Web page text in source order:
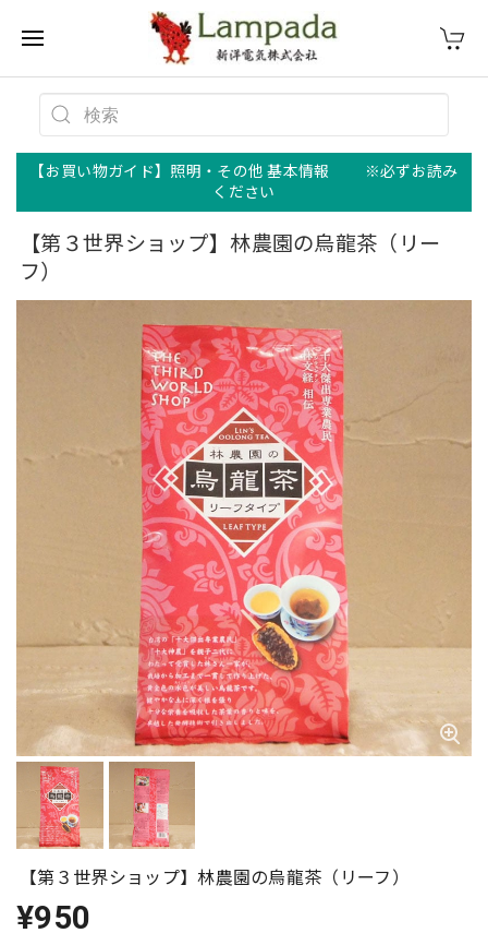
【お買い物ガイド】照明・その他 基本情報 ※必ずお読み
ください
【第３世界ショップ】林農園の烏龍茶（リー
フ）
【第３世界ショップ】林農園の烏龍茶（リーフ）
¥950